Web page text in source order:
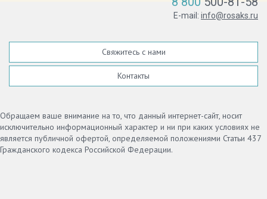
E-mail: info@rosaks.ru
Свяжитесь с нами
Контакты
Обращаем ваше внимание на то, что данный интернет-сайт, носит
исключительно информационный характер и ни при каких условиях не
является публичной офертой, определяемой положениями Статьи 437
Гражданского кодекса Российской Федерации.